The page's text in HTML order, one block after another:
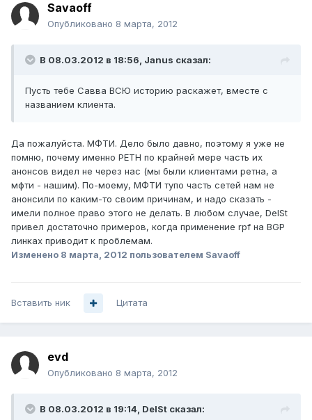
Savaoff
Опубликовано 8 марта, 2012
В 08.03.2012 в 18:56, Janus сказал:
Пусть тебе Савва ВСЮ историю раскажет, вместе с
названием клиента.
Да пожалуйста. МФТИ. Дело было давно, поэтому я уже не
помню, почему именно РЕТН по крайней мере часть их
анонсов видел не через нас (мы были клиентами ретна, а
мфти - нашим). По-моему, МФТИ тупо часть сетей нам не
анонсили по каким-то своим причинам, и надо сказать -
имели полное право этого не делать. В любом случае, DelSt
привел достаточно примеров, когда применение rpf на BGP
линках приводит к проблемам.
Изменено 8 марта, 2012 пользователем Savaoff
Вставить ник Цитата
evd
Опубликовано 8 марта, 2012
В 08.03.2012 в 19:14, DelSt сказал: